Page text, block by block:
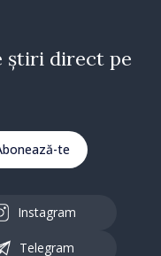
știri direct pe
te
Instagram
Telegram